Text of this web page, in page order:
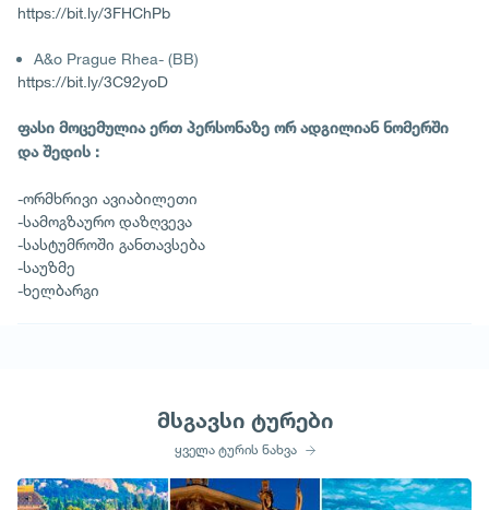
https://bit.ly/3FHChPb
A&o Prague Rhea- (BB)
https://bit.ly/3C92yoD
ფასი მოცემულია ერთ პერსონაზე ორ ადგილიან ნომერში
და შედის :
-ორმხრივი ავიაბილეთი
-სამოგზაურო დაზღვევა
-სასტუმროში განთავსება
-საუზმე
-ხელბარგი
მსგავსი ტურები
ყველა ტურის ნახვა